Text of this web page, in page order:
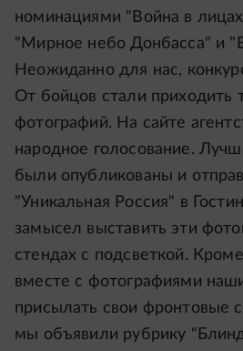
номинациями "Война в
"Мирное небо Донбасса" и
Неожиданно для нас,
От бойцов стали приходить
фотографий. На сайте
народное голосование.
были опубликованы и
"Уникальная Россия" в
замысел выставить эти
стендах с подсветкой.
вместе с фотографиями
присылать свои фронтовые
мы объявили рубрику